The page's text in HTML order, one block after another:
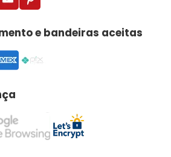
e bandeiras aceitas